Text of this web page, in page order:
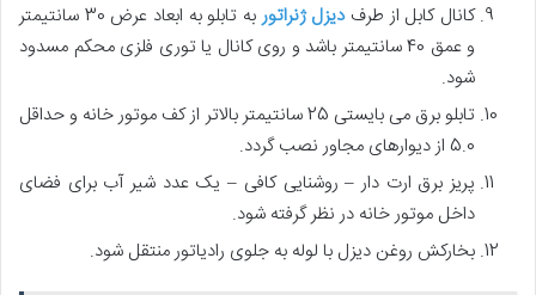
کانال کابل از طرفدیزل ژنراتور
به تابلو به ابعاد عرض 30 سانتیمتر
و عمق 40 سانتیمتر باشد و روی کانال یا توری فلزی محکم
مسدود
شود.
تابلو برق می بایستی 25 سانتیمتر بالاتر از کف موتور خانه و حداقل
5.0 از دیوارهای مجاور نصب گردد.
پریز برق ارت دار – روشنایی کافی – یک عدد شیر آب برای فضای
داخل موتور خانه در نظر گرفته شود.
بخارکش روغن دیزل با لوله به جلوی رادیاتور منتقل شود.